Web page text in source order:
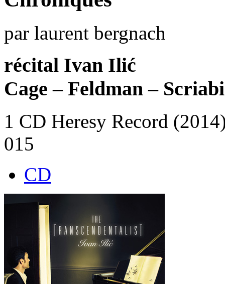
par laurent bergnach
récital Ivan Ilić
Cage – Feldman –
1 CD Heresy Record
015
CD